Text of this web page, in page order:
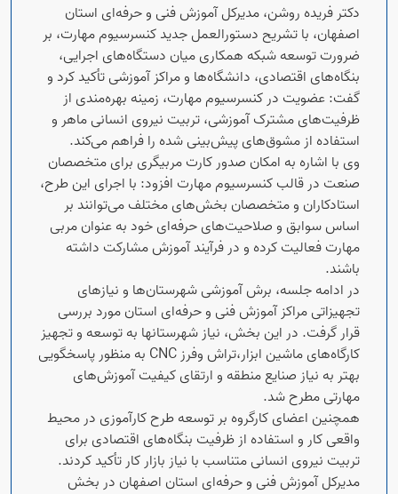
دکتر فریده روشن، مدیرکل آموزش فنی و حرفه‌ای استان
اصفهان، با تشریح دستورالعمل جدید کنسرسیوم مهارت، بر
ضرورت توسعه شبکه همکاری میان دستگاه‌های اجرایی،
بنگاه‌های اقتصادی، دانشگاه‌ها و مراکز آموزشی تأکید کرد و
گفت: عضویت در کنسرسیوم مهارت، زمینه بهره‌مندی از
ظرفیت‌های مشترک آموزشی، تربیت نیروی انسانی ماهر و
استفاده از مشوق‌های پیش‌بینی شده را فراهم می‌کند.
وی با اشاره به امکان صدور کارت مربیگری برای متخصصان
صنعت در قالب کنسرسیوم مهارت افزود: با اجرای این طرح،
استادکاران و متخصصان بخش‌های مختلف می‌توانند بر
اساس سوابق و صلاحیت‌های حرفه‌ای خود به عنوان مربی
مهارت فعالیت کرده و در فرآیند آموزش مشارکت داشته
باشند.
در ادامه جلسه، برش آموزشی شهرستان‌ها و نیازهای
تجهیزاتی مراکز آموزش فنی و حرفه‌ای استان مورد بررسی
قرار گرفت. در این بخش، نیاز شهرستانها به توسعه و تجهیز
کارگاه‌های ماشین ابزار،تراش وفرز CNC به منظور پاسخگویی
بهتر به نیاز صنایع منطقه و ارتقای کیفیت آموزش‌های
مهارتی مطرح شد.
همچنین اعضای کارگروه بر توسعه طرح کارآموزی در محیط
واقعی کار و استفاده از ظرفیت بنگاه‌های اقتصادی برای
تربیت نیروی انسانی متناسب با نیاز بازار کار تأکید کردند.
مدیرکل آموزش فنی و حرفه‌ای استان اصفهان در بخش